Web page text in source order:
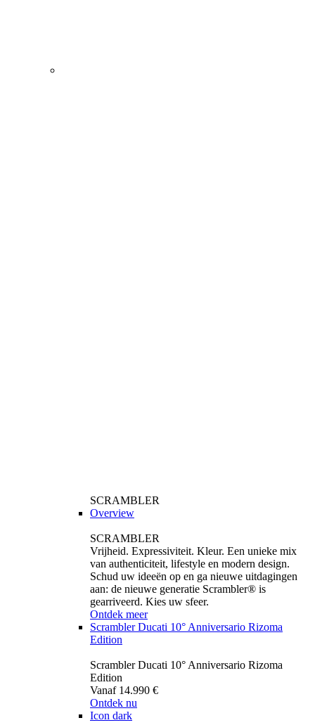
SCRAMBLER
Overview
SCRAMBLER
Vrijheid. Expressiviteit. Kleur. Een unieke mix
van authenticiteit, lifestyle en modern design.
Schud uw ideeën op en ga nieuwe uitdagingen
aan: de nieuwe generatie Scrambler® is
gearriveerd. Kies uw sfeer.
Ontdek meer
Scrambler Ducati 10° Anniversario Rizoma
Edition
Scrambler Ducati 10° Anniversario Rizoma
Edition
Vanaf 14.990 €
Ontdek nu
Icon dark